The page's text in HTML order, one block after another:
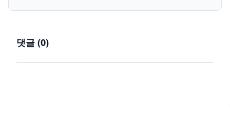
댓글 (0)